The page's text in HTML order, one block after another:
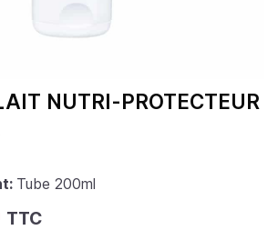
NUTRI-PROTECTEUR
Tube 200ml
TTC